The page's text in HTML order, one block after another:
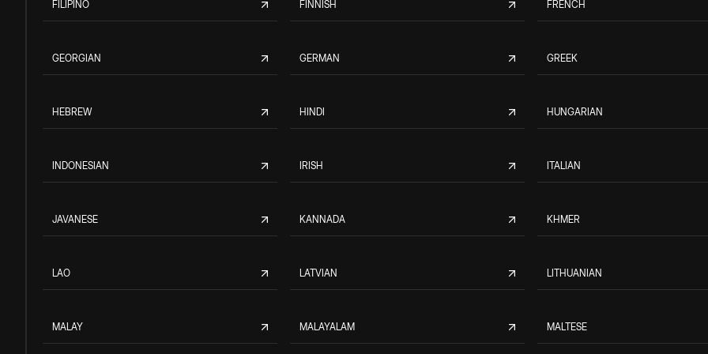
FILIPINO FINNISH FRENCH
GEORGIAN GERMAN GREEK
HEBREW HINDI HUNGARIAN
INDONESIAN IRISH ITALIAN
JAVANESE KANNADA KHMER
LAO LATVIAN LITHUANIAN
MALAY MALAYALAM MALTESE